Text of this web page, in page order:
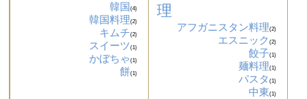
韓国(4)
韓国料理(2)
キムチ(2)
スイーツ(1)
かぼちゃ(1)
餅(1)
理
アフガニスタン料理(2)
エスニック (2)
餃子(1)
麺料理(1)
パスタ (1)
中東(1)